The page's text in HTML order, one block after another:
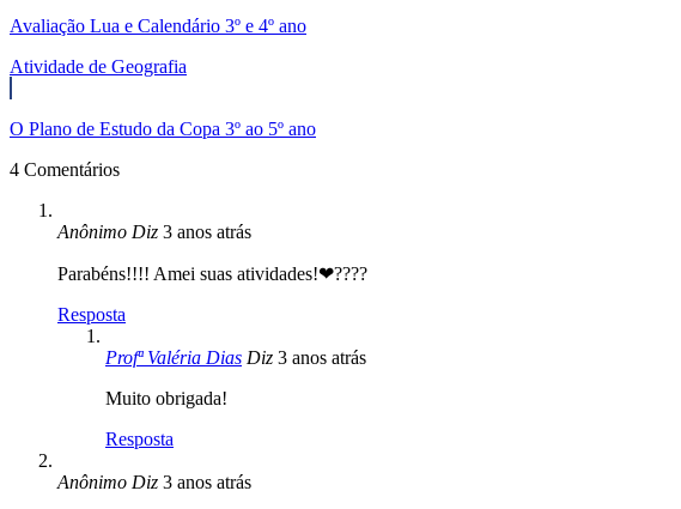
Avaliação Lua e Calendário 3º e 4º ano
Atividade de Geografia
O Plano de Estudo da Copa 3º ao 5º ano
4 Comentários
Anônimo Diz 3 anos atrás
Parabéns!!!! Amei suas atividades!❤????
Resposta
Profª Valéria Dias Diz 3 anos atrás
Muito obrigada!
Resposta
Anônimo Diz 3 anos atrás